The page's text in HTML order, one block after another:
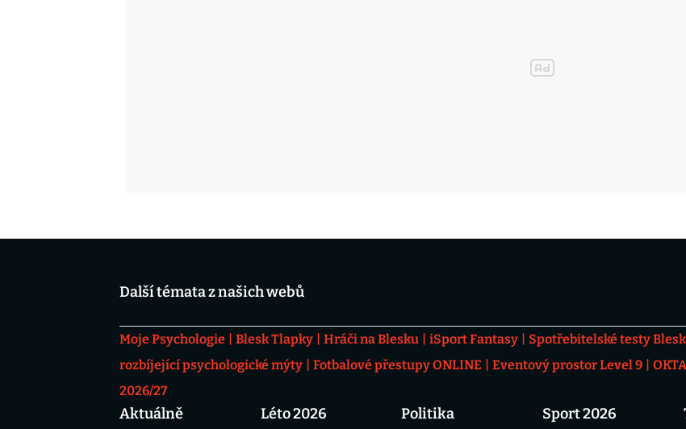
Další témata z našich webů
Moje Psychologie Blesk Tlapky Hráči na Blesku iSport Fantasy Spotřebitelské testy
rozbíjející psychologické mýty
Fotbalové přestupy ONLINE Eventový prostor Level 9
2026/27
Aktuálně Léto 2026 Politika Sport 2026